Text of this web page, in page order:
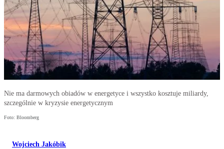
Nie ma darmowych obiadów w energetyce i wszystko kosztuje miliardy,
szczególnie w kryzysie energetycznym
Foto: Bloomberg
Wojciech Jakóbik